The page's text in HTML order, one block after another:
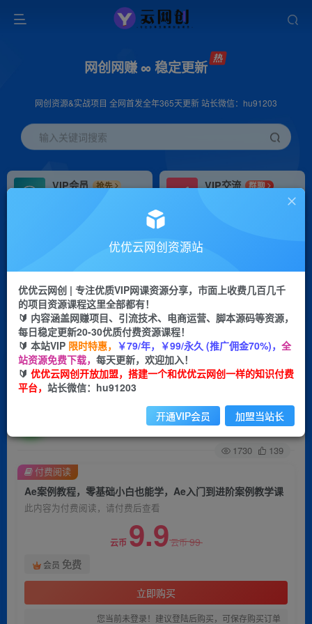
网创网赚 ∞ 稳定更新
网创资源&实战项目 全网首发全年365天更新 站长微信：hu91203
输入关键词搜索
VIP会员
抢先
VIP交流
群聊
研究探讨更多创业项目路子。
会员专属推广链接
挂机 项目
脚本卡密
APP下载
GO
首页 创业课程 会员免费 正文
Ae案例教程，零基础小白也能学，Ae入门到进阶
案例教学课
关注 私信
1730 139
Ae案例教程，零基础小白也能学，Ae入门到进阶案例教学课
此内容为付费阅读，请付费后查看
云币 9.9云币99
会员 免费
立即购买
您当前未登录！建议登陆后购买，可保存购买订单
付费阅读
优优云网创资源站
优优云网创 | 专注优质VIP网课资源分享，市面上收费几百几千
的项目资源课程这里全部都有！
🔰 内容涵盖网赚项目、引流技术、电商运营、脚本源码等资源，
每日稳定更新20-30优质付费资源课程！
🔰 本站VIP 限时特惠， ￥79/年，￥99/永久 (推广佣金70%)， 全
站资源免费下载， 每天更新，欢迎加入！
🔰 优优云网创开放加盟，搭建一个和优优云网创一样的知识付费
平台， 站长微信：hu91203
开通VIP会员 加盟当站长